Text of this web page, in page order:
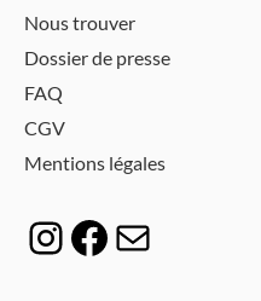
Nous trouver
Dossier de presse
FAQ
CGV
Mentions légales
Instagram
Facebook
E-mail